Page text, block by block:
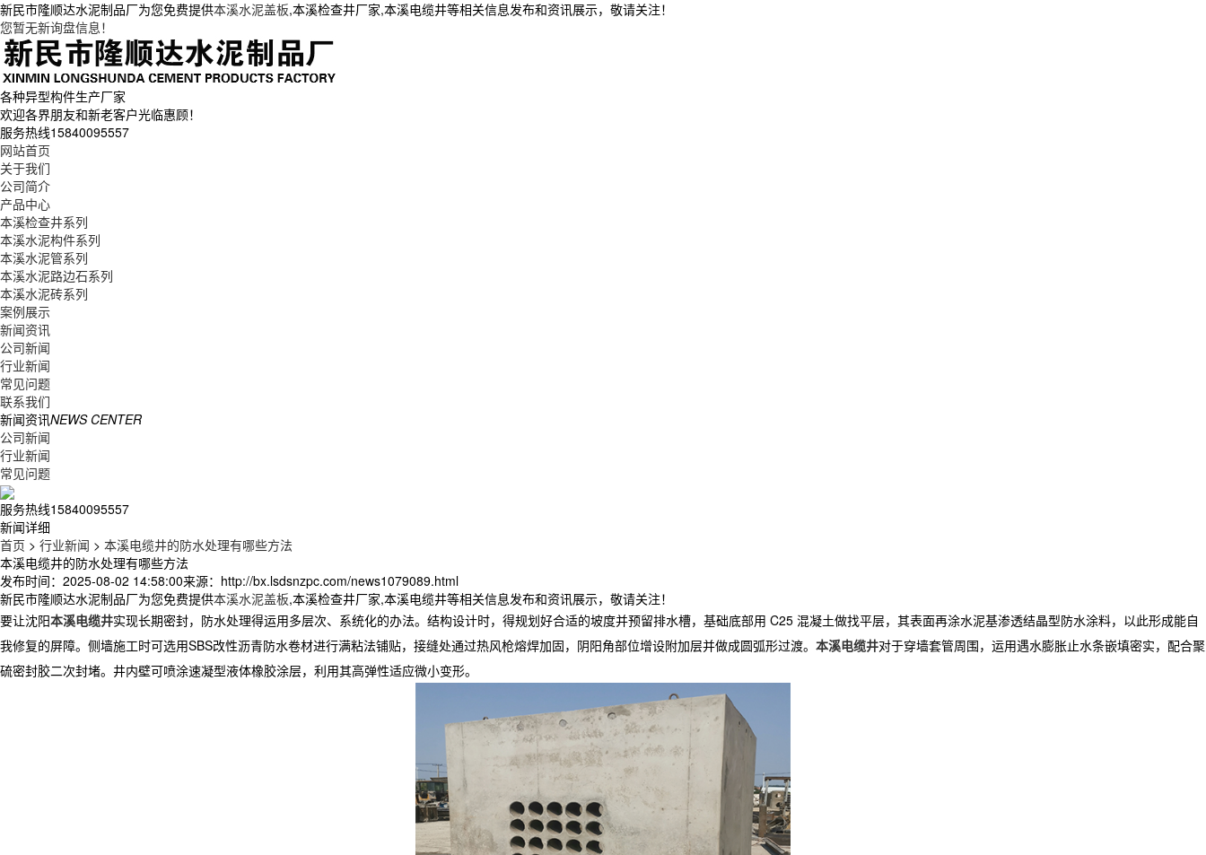
新民市隆顺达水泥制品厂为您免费提供本溪水泥盖板,本溪检查井厂家,本溪电缆井等相关信息发布和资讯展示，敬请关注！
您暂无新询盘信息！
各种异型构件生产厂家
欢迎各界朋友和新老客户光临惠顾！
服务热线15840095557
网站首页
关于我们
公司简介
产品中心
本溪检查井系列
本溪水泥构件系列
本溪水泥管系列
本溪水泥路边石系列
本溪水泥砖系列
案例展示
新闻资讯
公司新闻
行业新闻
常见问题
联系我们
新闻资讯NEWS CENTER
公司新闻
行业新闻
常见问题
服务热线15840095557
新闻详细
首页 > 行业新闻 > 本溪电缆井的防水处理有哪些方法
本溪电缆井的防水处理有哪些方法
发布时间：2025-08-02 14:58:00来源：http://bx.lsdsnzpc.com/news1079089.html
新民市隆顺达水泥制品厂为您免费提供本溪水泥盖板,本溪检查井厂家,本溪电缆井等相关信息发布和资讯展示，敬请关注！
要让沈阳本溪电缆井实现长期密封，防水处理得运用多层次、系统化的办法。结构设计时，得规划好合适的坡度并预留排水槽，基础底部用 C25 混凝土做找平层，其表面再涂水泥基渗透结晶型防水涂料，以此形成能自
我修复的屏障。侧墙施工时可选用SBS改性沥青防水卷材进行满粘法铺贴，接缝处通过热风枪熔焊加固，阴阳角部位增设附加层并做成圆弧形过渡。 本溪电缆井对于穿墙套管周围，运用遇水膨胀止水条嵌填密实，配合聚
硫密封胶二次封堵。井内壁可喷涂速凝型液体橡胶涂层，利用其高弹性适应微小变形。